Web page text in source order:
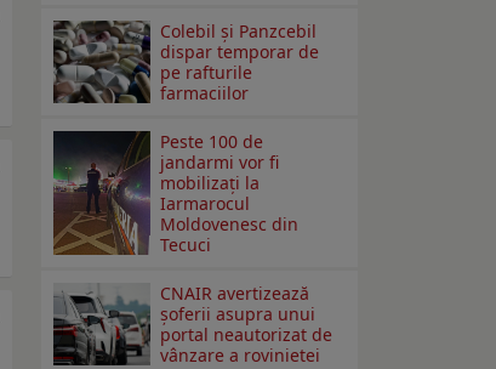
Colebil și Panzcebil
dispar temporar de
pe rafturile
farmaciilor
Peste 100 de
jandarmi vor fi
mobilizați la
Iarmarocul
Moldovenesc din
Tecuci
CNAIR avertizează
șoferii asupra unui
portal neautorizat de
vânzare a rovinietei